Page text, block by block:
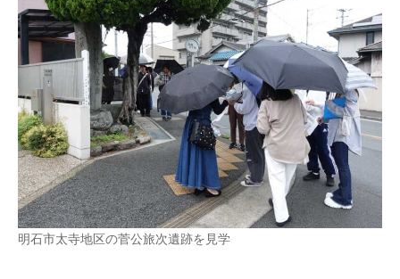
明石市太寺地区の菅公旅次遺跡を見学